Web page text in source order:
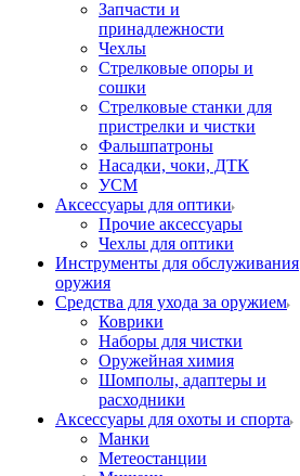
Запчасти и
принадлежности
Чехлы
Стрелковые опоры и
сошки
Стрелковые станки для
пристрелки и чистки
Фальшпатроны
Насадки, чоки, ДТК
УСМ
Аксессуары для оптики
Прочие аксессуары
Чехлы для оптики
Инструменты для обслуживания
оружия
Средства для ухода за оружием
Коврики
Наборы для чистки
Оружейная химия
Шомполы, адаптеры и
расходники
Аксессуары для охоты и спорта
Манки
Метеостанции